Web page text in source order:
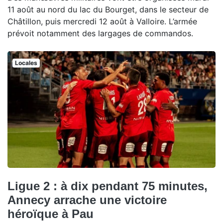
11 août au nord du lac du Bourget, dans le secteur de
Châtillon, puis mercredi 12 août à Valloire. L’armée
prévoit notamment des largages de commandos.
Locales
Ligue 2 : à dix pendant 75 minutes,
Annecy arrache une victoire
héroïque à Pau